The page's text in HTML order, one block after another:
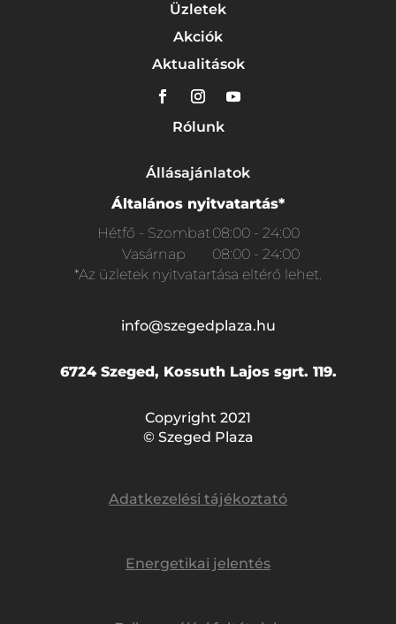
Üzletek
Akciók
Aktualitások
Rólunk
Állásajánlatok
Általános nyitvatartás*
Hétfő - Szombat08:00 - 24:00
Vasárnap
08:00 - 24:00
*Az üzletek nyitvatartása eltérő lehet.
info@szegedplaza.hu
6724 Szeged, Kossuth Lajos sgrt. 119.
Copyright 2021
© Szeged Plaza
Adatkezelési tájékoztató
Energetikai jelentés